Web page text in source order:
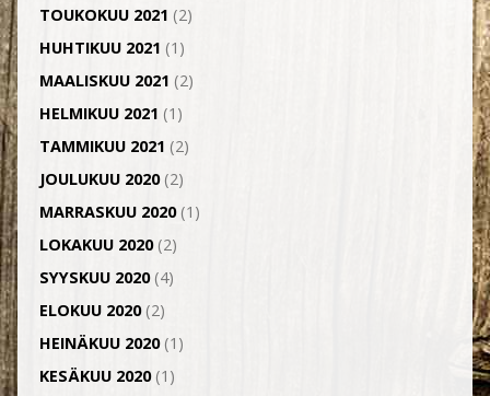
TOUKOKUU 2021 (2)
HUHTIKUU 2021 (1)
MAALISKUU 2021 (2)
HELMIKUU 2021 (1)
TAMMIKUU 2021 (2)
JOULUKUU 2020(2)
MARRASKUU 2020(1)
LOKAKUU 2020(2)
SYYSKUU 2020(4)
ELOKUU 2020(2)
HEINÄKUU 2020(1)
KESÄKUU 2020(1)